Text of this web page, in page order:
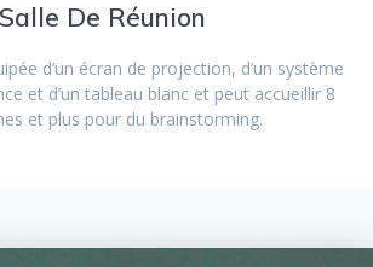
Salle De Réunion
d’un écran de projection, d’un système
et d’un tableau blanc et peut accueillir 8
et plus pour du brainstorming.